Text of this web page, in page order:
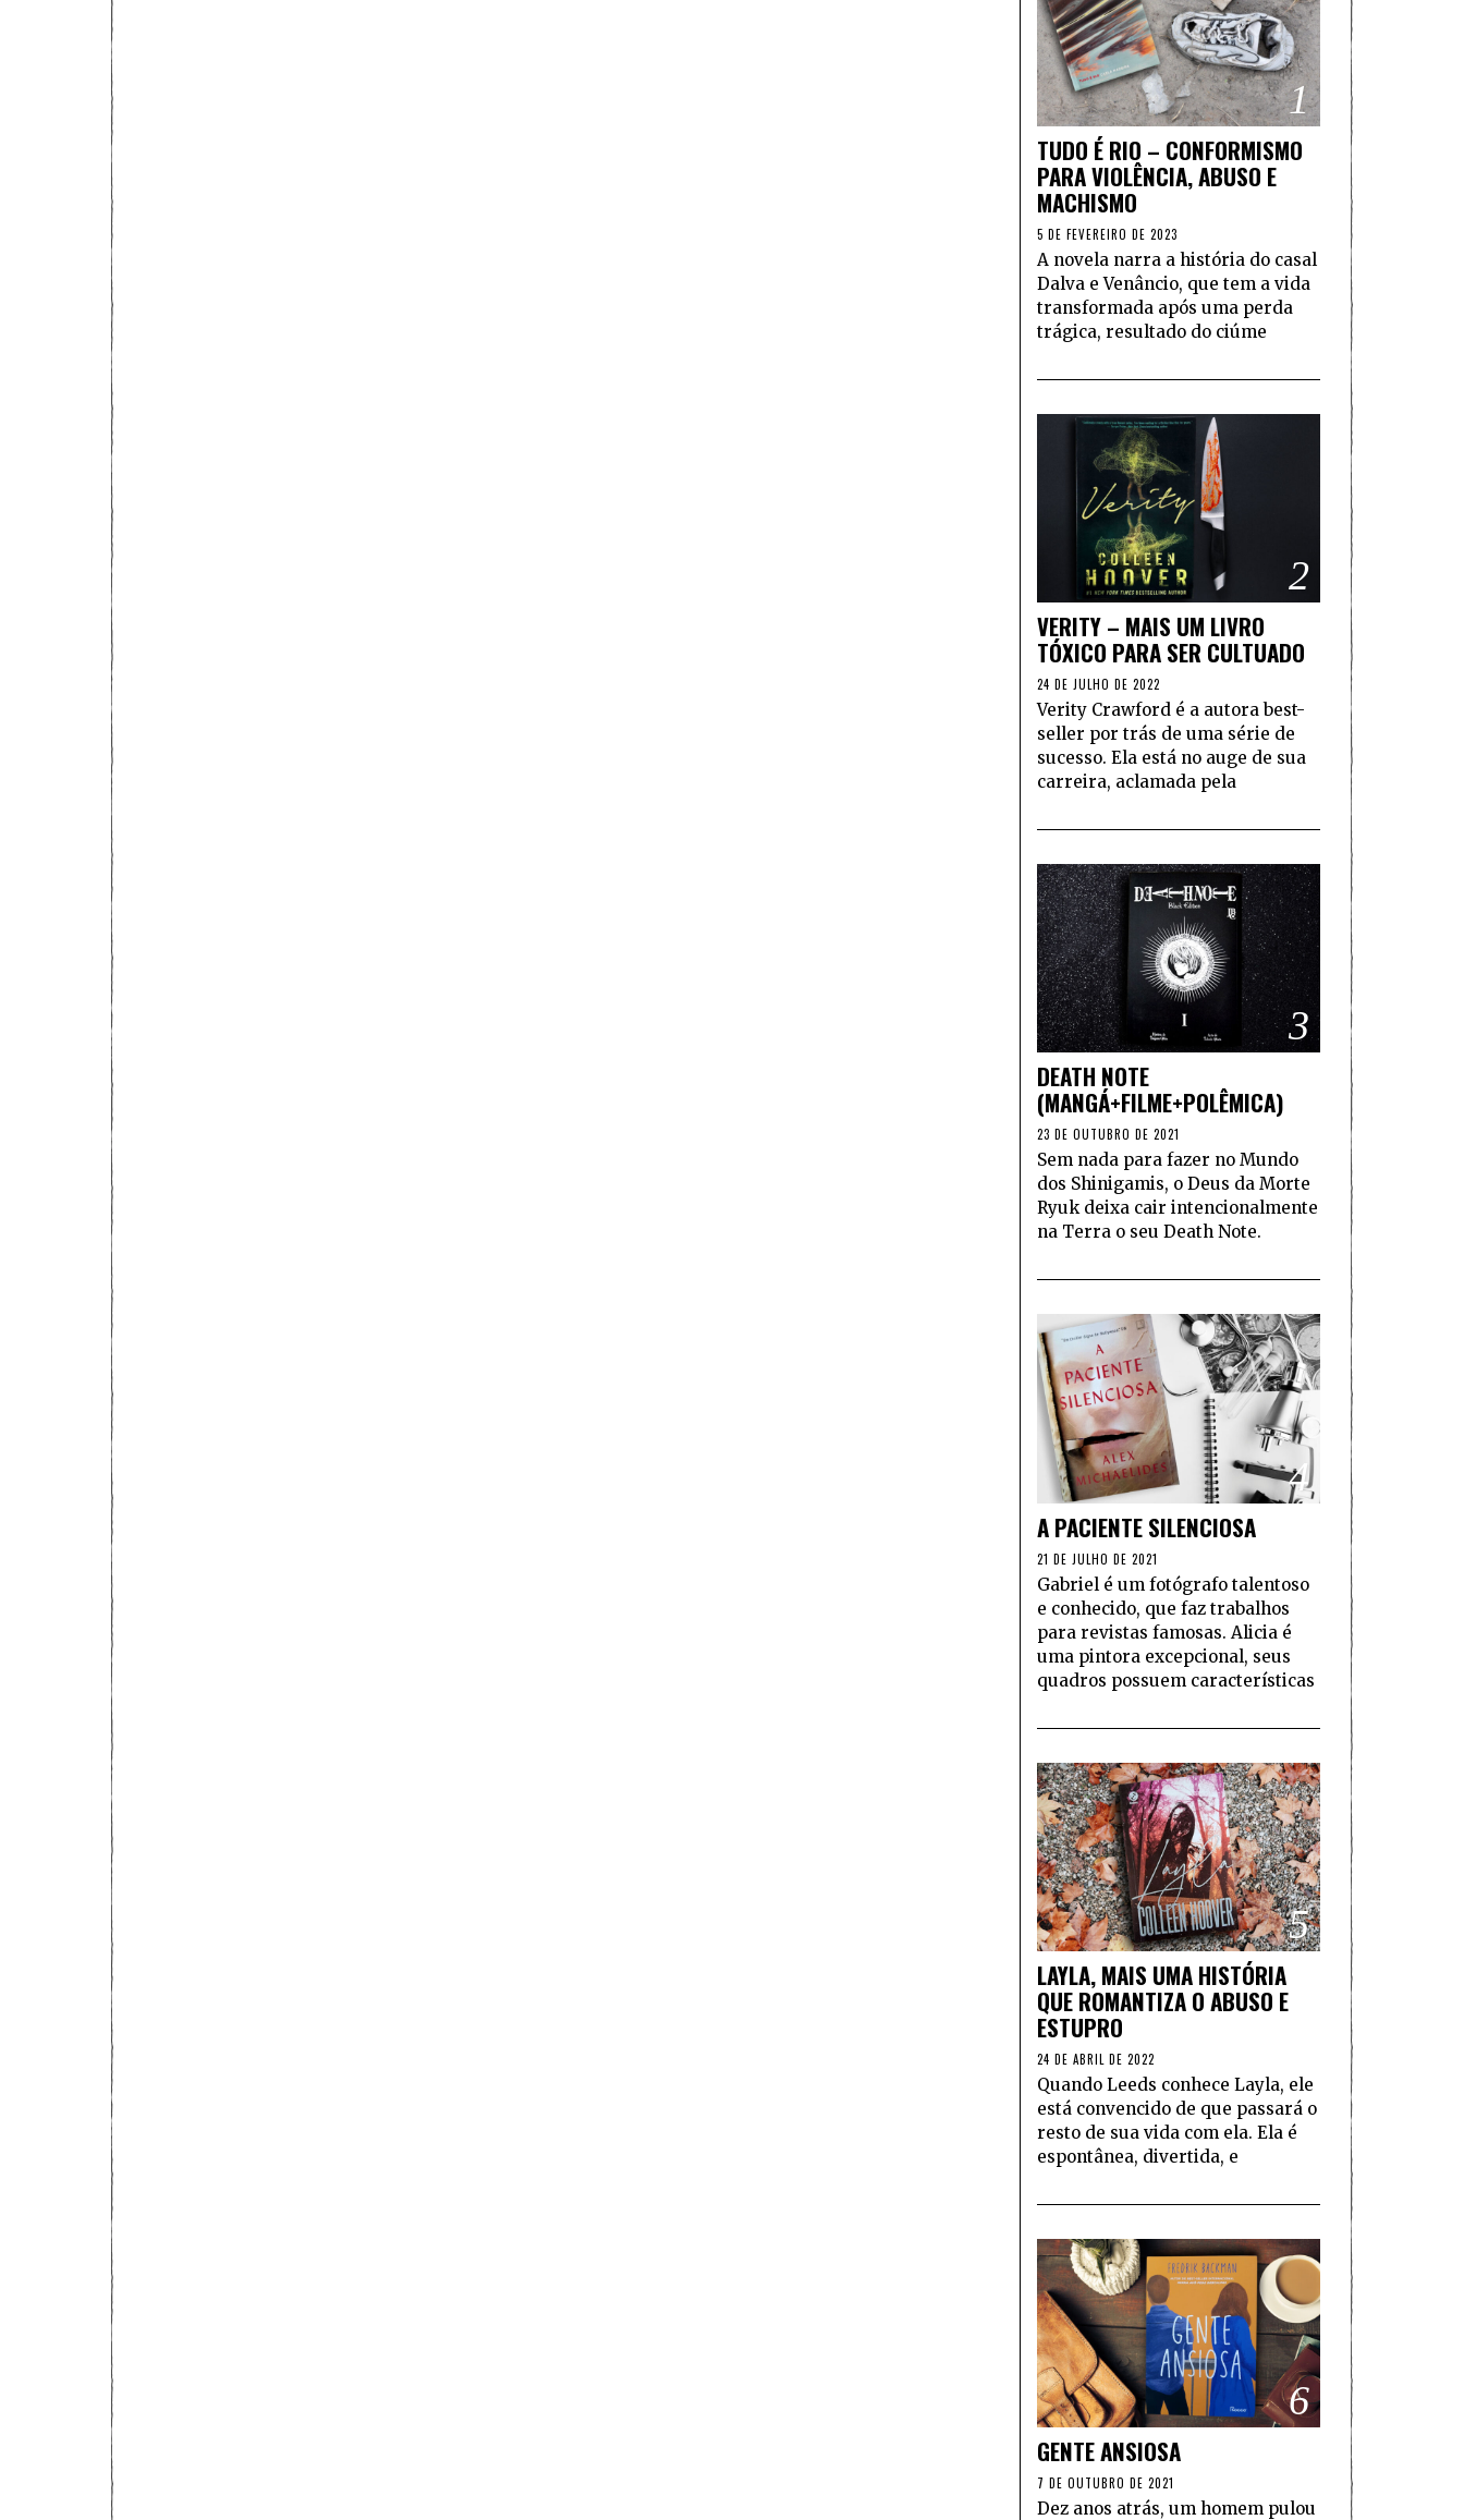
1
TUDO É RIO – CONFORMISMO
PARA VIOLÊNCIA, ABUSO E
MACHISMO
5 DE FEVEREIRO DE 2023
A novela narra a história do casal
Dalva e Venâncio, que tem a vida
transformada após uma perda
trágica, resultado do ciúme
2
VERITY – MAIS UM LIVRO
TÓXICO PARA SER CULTUADO
24 DE JULHO DE 2022
Verity Crawford é a autora best-
seller por trás de uma série de
sucesso. Ela está no auge de sua
carreira, aclamada pela
3
DEATH NOTE
(MANGÁ+FILME+POLÊMICA)
23 DE OUTUBRO DE 2021
Sem nada para fazer no Mundo
dos Shinigamis, o Deus da Morte
Ryuk deixa cair intencionalmente
na Terra o seu Death Note.
4
A PACIENTE SILENCIOSA
21 DE JULHO DE 2021
Gabriel é um fotógrafo talentoso
e conhecido, que faz trabalhos
para revistas famosas. Alicia é
uma pintora excepcional, seus
quadros possuem características
5
LAYLA, MAIS UMA HISTÓRIA
QUE ROMANTIZA O ABUSO E
ESTUPRO
24 DE ABRIL DE 2022
Quando Leeds conhece Layla, ele
está convencido de que passará o
resto de sua vida com ela. Ela é
espontânea, divertida, e
6
GENTE ANSIOSA
7 DE OUTUBRO DE 2021
Dez anos atrás, um homem pulou